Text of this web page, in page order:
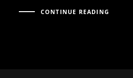
CONTINUE READING